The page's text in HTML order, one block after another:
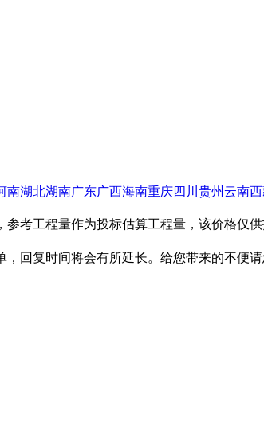
南湖北湖南广东广西海南重庆四川 贵州云南
考工程量作为投标估算工程量，该价格仅
回复时间将会有所延长。给您带来的不便请